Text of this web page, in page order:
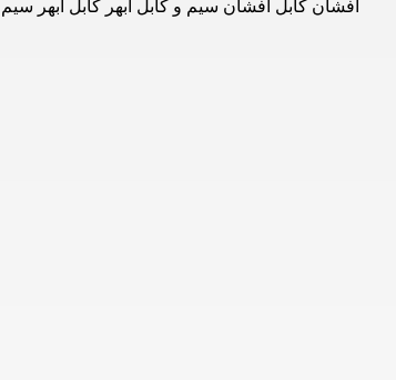
افشان کابل افشان سیم و کابل ابهر کابل ابهر